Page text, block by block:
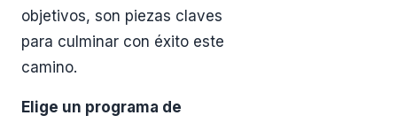
objetivos, son piezas claves
para culminar con éxito este
camino.
Elige un programa de